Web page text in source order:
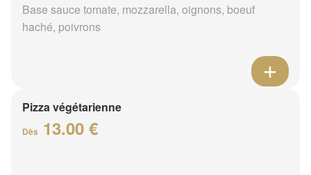
Base sauce tomate, mozzarella, oignons, boeuf
haché, poivrons
Pizza végétarienne
Dès 13.00 €